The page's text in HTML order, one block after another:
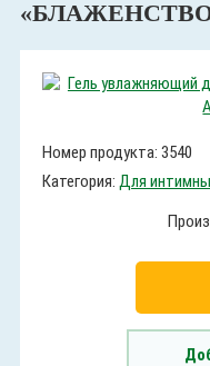
Номер продукта: 3540
Категория: Для